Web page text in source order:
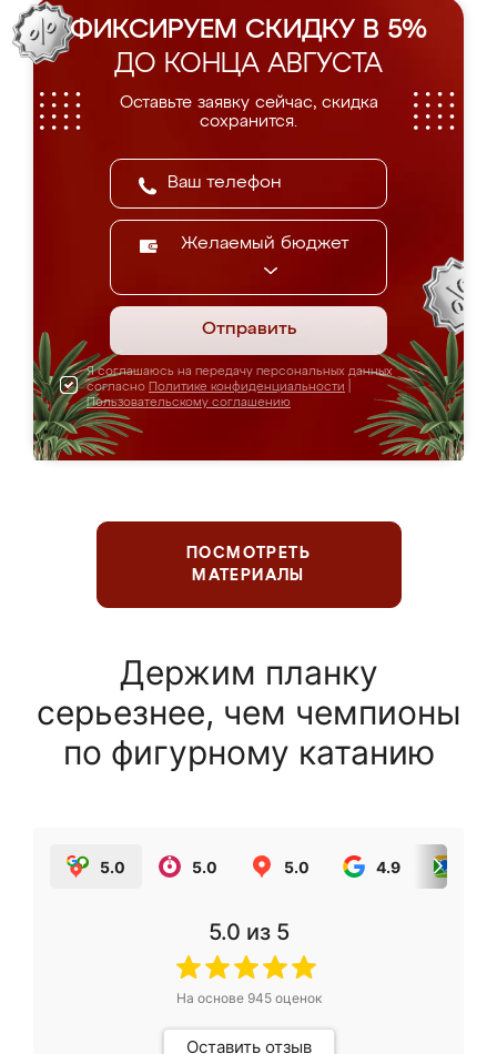
ФИКСИРУЕМ СКИДКУ В 5%
ДО КОНЦА АВГУСТА
Оставьте заявку сейчас, скидка
сохранится.
Желаемый бюджет
Отправить
Я соглашаюсь на передачу персональных данных
согласно Политике конфиденциальности
Пользовательскому соглашению
ПОСМОТРЕТЬ
МАТЕРИАЛЫ
Держим планку
серьезнее, чем чемпионы
по фигурному катанию
5.0 5.0 5.0 4.9
5.0 из 5
На основе 945оценок
Оставить отзыв